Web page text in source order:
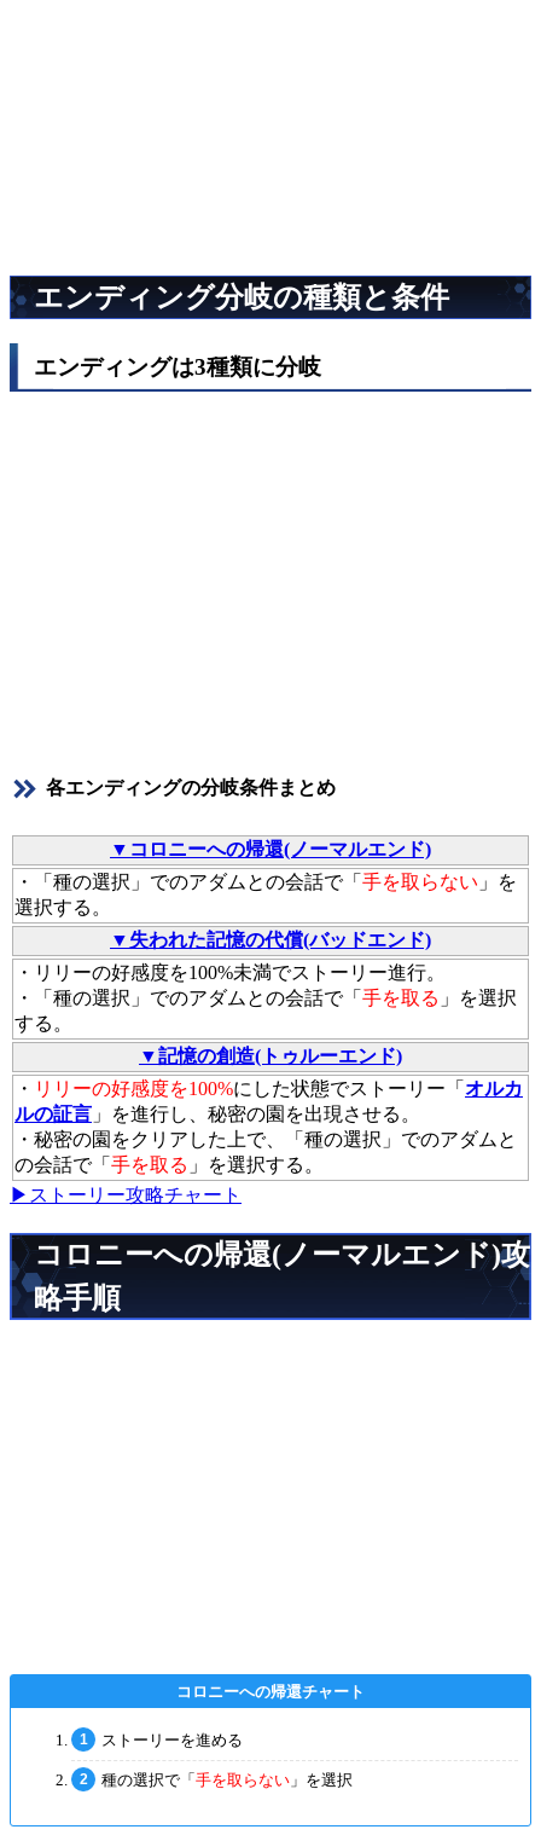
エンディング分岐の種類と条件
エンディングは3種類に分岐
各エンディングの分岐条件まとめ
▼コロニーへの帰還(ノーマルエンド)
・「種の選択」でのアダムとの会話で「 手を取らない 」を
選択する。
▼失われた記憶の代償(バッドエンド)
・リリーの好感度を100%未満でストーリー進行。
・「種の選択」でのアダムとの会話で「 手を取る 」を選択
する。
▼記憶の創造(トゥルーエンド)
・ リリーの好感度を100%にした状態でストーリー「 オルカ
ルの証言 」を進行し、秘密の園を出現させる。
・秘密の園をクリアした上で、「種の選択」でのアダムと
の会話で「 手を取る 」を選択する。
▶ストーリー攻略チャート
コロニーへの帰還(ノーマルエンド)攻
略手順
ストーリーを進める
種の選択で「手を取らない 」を選択